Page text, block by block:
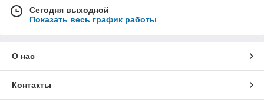
Сегодня выходной
Показать весь график работы
О нас
Контакты